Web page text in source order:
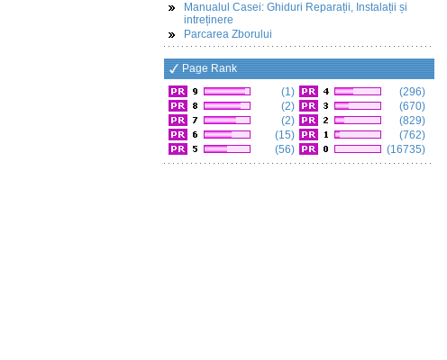
Manualul Casei: Ghiduri Reparații, Instalații și
intreținere
Parcarea Zborului
Page Rank
(1)
(2)
(2)
(15)
(56)
(296)
(670)
(829)
(762)
(16735)